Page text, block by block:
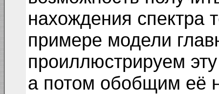
нахождения спектра
примере модели
проиллюстрируем эту
а потом обобщим её